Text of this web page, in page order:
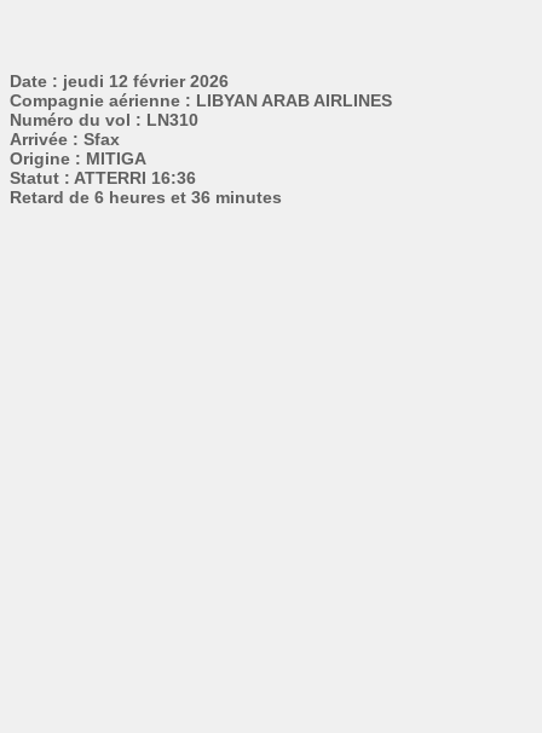
Date : jeudi 12 février 2026
Compagnie aérienne : LIBYAN ARAB AIRLINES
Numéro du vol : LN310
Arrivée : Sfax
Origine : MITIGA
Statut : ATTERRI 16:36
Retard de 6 heures et 36 minutes